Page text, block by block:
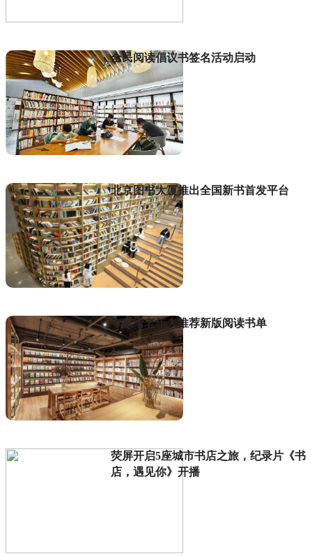
全民阅读倡议书签名活动启动
北京图书大厦推出全国新书首发平台
专家给老年人推荐新版阅读书单
荧屏开启5座城市书店之旅，纪录片《书
店，遇见你》开播